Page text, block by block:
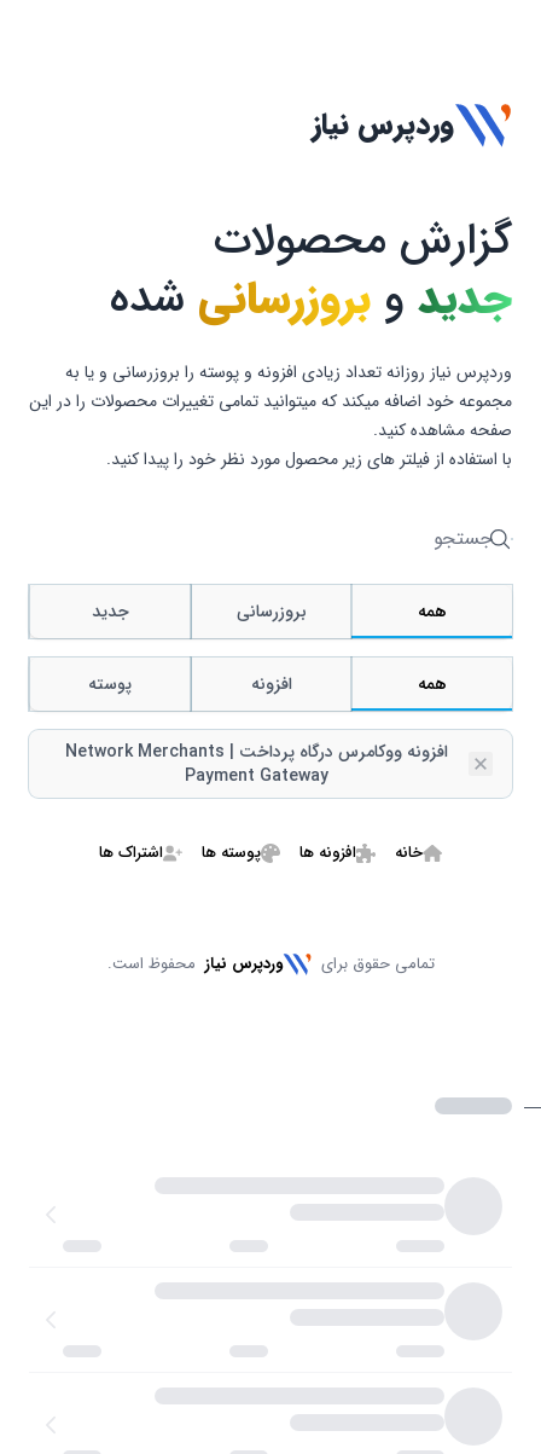
وردپرس نیاز
گزارش محصولات
جدید و بروزرسانی شده
وردپرس نیاز روزانه تعداد زیادی افزونه و پوسته را بروزرسانی و یا به
مجموعه خود اضافه میکند که میتوانید تمامی تغییرات محصولات را در این
صفحه مشاهده کنید.
با استفاده از فیلتر های زیر محصول مورد نظر خود را پیدا کنید.
جستجو
همه بروزرسانی جدید
همه افزونه پوسته
Remove
افزونه ووکامرس درگاه پرداخت | Network Merchants
Payment Gateway
خانه افزونه ها پوسته ها اشتراک ها
تمامی حقوق برای وردپرس نیاز محفوظ است.